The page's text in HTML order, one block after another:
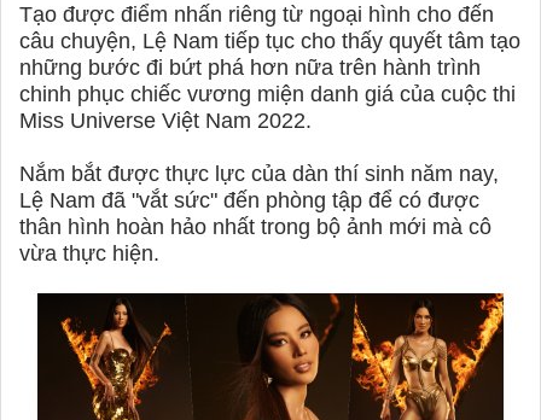
Tạo được điểm nhấn riêng từ ngoại hình cho đến
câu chuyện, Lệ Nam tiếp tục cho thấy quyết tâm tạo
những bước đi bứt phá hơn nữa trên hành trình
chinh phục chiếc vương miện danh giá của cuộc thi
Miss Universe Việt Nam 2022.
Nắm bắt được thực lực của dàn thí sinh năm nay,
Lệ Nam đã "vắt sức" đến phòng tập để có được
thân hình hoàn hảo nhất trong bộ ảnh mới mà cô
vừa thực hiện.